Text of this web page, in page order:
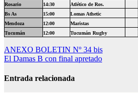
Rosario
14:30 Atlético de Ros.
Bs As
15:00 Lomas Athetic
Mendoza
12:00 Maristas
Tucumán
12:00 Tucumán Rugby
Navegación
de
entradas
ANEXO BOLETIN Nº 34 bis
El Damas B con final apretado
Entrada relacionada